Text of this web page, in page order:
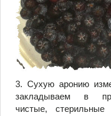
3. Сухую аронию
закладываем в
чистые,